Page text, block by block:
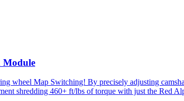
Module
wheel Map Switching! By precisely adjusting
shredding 460+ ft/lbs of torque with just the Red